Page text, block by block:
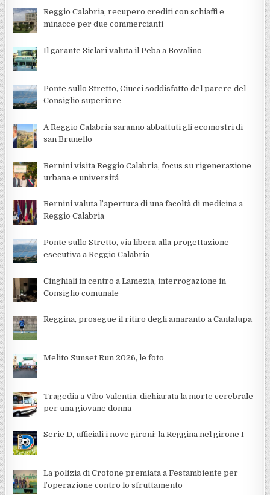
Reggio Calabria, recupero crediti con schiaffi e
minacce per due commercianti
Il garante Siclari valuta il Peba a Bovalino
Ponte sullo Stretto, Ciucci soddisfatto del parere del
Consiglio superiore
A Reggio Calabria saranno abbattuti gli ecomostri di
san Brunello
Bernini visita Reggio Calabria, focus su rigenerazione
urbana e universitá
Bernini valuta l’apertura di una facoltà di medicina a
Reggio Calabria
Ponte sullo Stretto, via libera alla progettazione
esecutiva a Reggio Calabria
Cinghiali in centro a Lamezia, interrogazione in
Consiglio comunale
Reggina, prosegue il ritiro degli amaranto a Cantalupa
Melito Sunset Run 2026, le foto
Tragedia a Vibo Valentia, dichiarata la morte cerebrale
per una giovane donna
Serie D, ufficiali i nove gironi: la Reggina nel girone I
La polizia di Crotone premiata a Festambiente per
l’operazione contro lo sfruttamento